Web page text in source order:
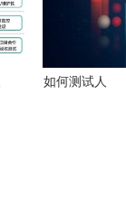
如何测试人